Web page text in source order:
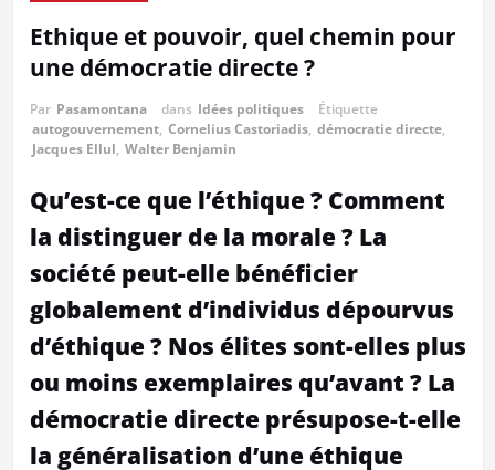
Ethique et pouvoir, quel chemin pour
une démocratie directe ?
Par Pasamontana dans Idées politiques
Étiquette
autogouvernement, Cornelius Castoriadis, démocratie directe,
Jacques Ellul, Walter Benjamin
Qu’est-ce que l’éthique ? Comment
la distinguer de la morale ? La
société peut-elle bénéficier
globalement d’individus dépourvus
d’éthique ? Nos élites sont-elles plus
ou moins exemplaires qu’avant ? La
démocratie directe présupose-t-elle
la généralisation d’une éthique